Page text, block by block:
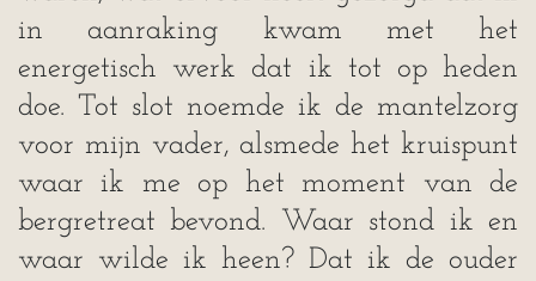
in aanraking kwam met het
energetisch werk dat ik tot op heden
doe. Tot slot noemde ik de mantelzorg
voor mijn vader, alsmede het kruispunt
waar ik me op het moment van de
bergretreat bevond. Waar stond ik en
waar wilde ik heen? Dat ik de ouder